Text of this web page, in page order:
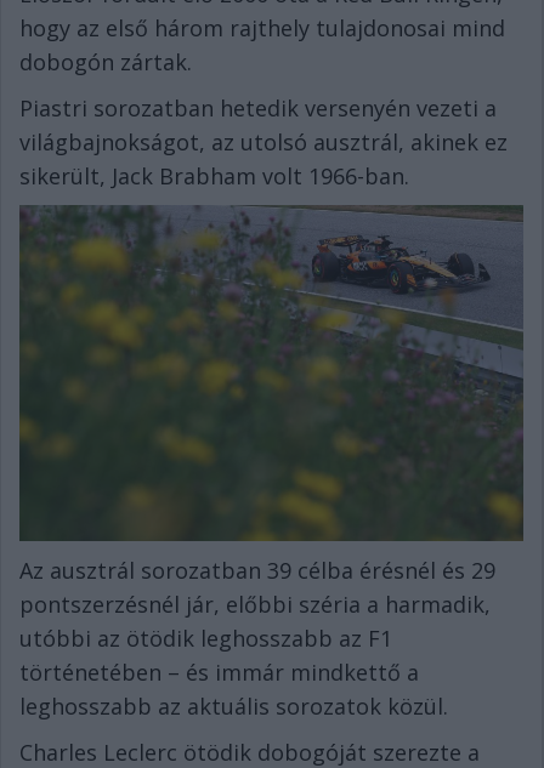
hogy az első három rajthely tulajdonosai mind
dobogón zártak.
Piastri sorozatban hetedik versenyén vezeti a
világbajnokságot, az utolsó ausztrál, akinek ez
sikerült, Jack Brabham volt 1966-ban.
Az ausztrál sorozatban 39 célba érésnél és 29
pontszerzésnél jár, előbbi széria a harmadik,
utóbbi az ötödik leghosszabb az F1
történetében – és immár mindkettő a
leghosszabb az aktuális sorozatok közül.
Charles Leclerc ötödik dobogóját szerezte a